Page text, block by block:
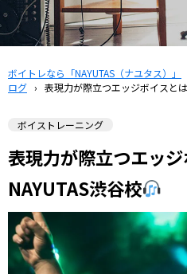
ボイトレなら「NAYUTAS（ナユタス）」
ログ › 表現力が際立つエッジボイスと
ボイストレーニング
表現力が際立つエッ
NAYUTAS渋谷校